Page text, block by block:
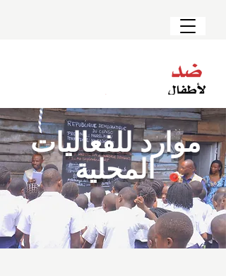
موارد للفعاليات
المحلية